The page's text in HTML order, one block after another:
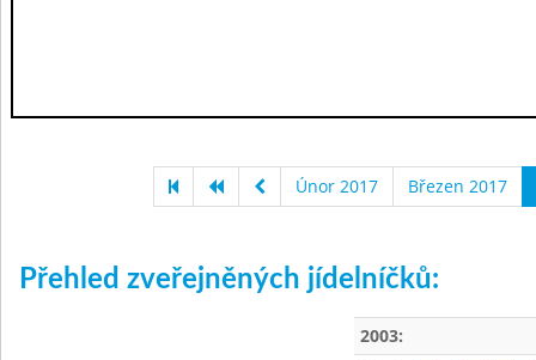
Únor 2017 Březen 2017
Přehled zveřejněných jídelníčků:
2003: